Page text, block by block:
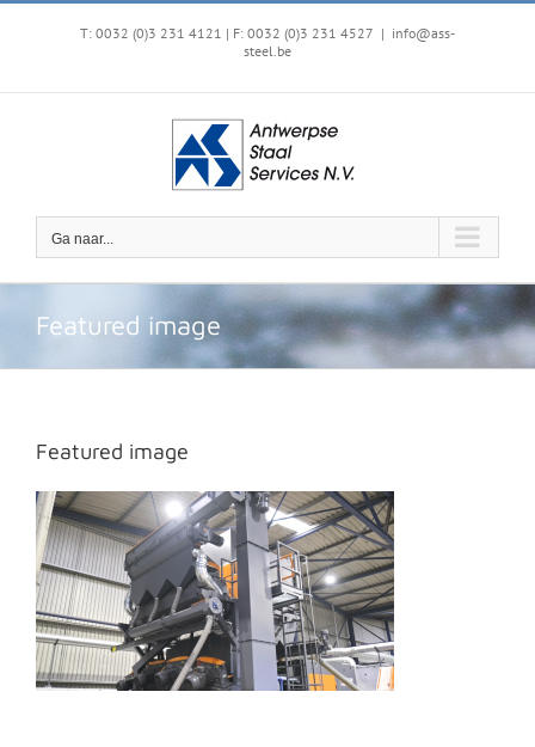
Ga
T: 0032 (0)3 231 4121 | F: 0032 (0)3 231 4527 | info@ass-
steel.be
Ga naar...
Featured image
Featured image